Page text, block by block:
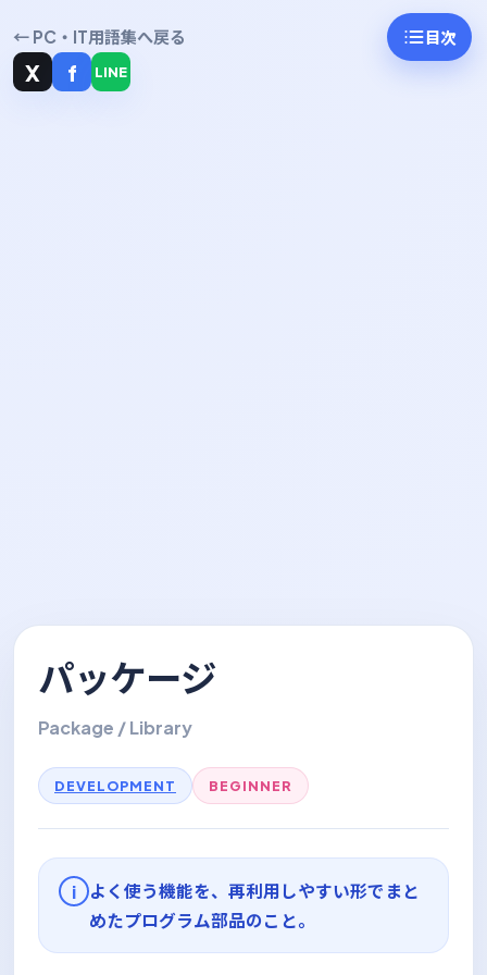
← PC・IT用語集へ戻る
X f LINE
パッケージ
Package / Library
DEVELOPMENT BEGINNER
i
よく使う機能を、再利用しやすい形でまと
めたプログラム部品のこと。
目次